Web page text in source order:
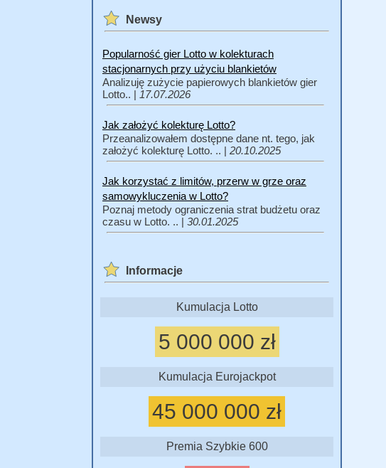
Newsy
Popularność gier Lotto w kolekturach
stacjonarnych przy użyciu blankietów
Analizuję zużycie papierowych blankietów gier
Lotto.. | 17.07.2026
Jak założyć kolekturę Lotto?
Przeanalizowałem dostępne dane nt. tego, jak
założyć kolekturę Lotto. .. | 20.10.2025
Jak korzystać z limitów, przerw w grze oraz
samowykluczenia w Lotto?
Poznaj metody ograniczenia strat budżetu oraz
czasu w Lotto. .. | 30.01.2025
Informacje
Kumulacja Lotto
5 000 000 zł
Kumulacja Eurojackpot
45 000 000 zł
Premia Szybkie 600